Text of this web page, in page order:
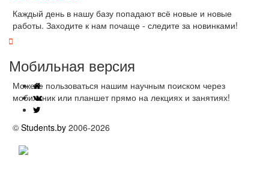
Каждый день в нашу базу попадают всё новые и новые
работы. Заходите к нам почаще - следите за новинками!
Мобильная версия
Можете пользоваться нашим научным поиском через
мобильник или планшет прямо на лекциях и занятиях!
© Students.by 2006-2026